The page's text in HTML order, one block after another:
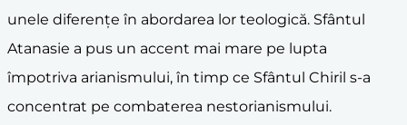
unele diferențe în abordarea lor teologică. Sfântul
Atanasie a pus un accent mai mare pe lupta
împotriva arianismului, în timp ce Sfântul Chiril s-a
concentrat pe combaterea nestorianismului.